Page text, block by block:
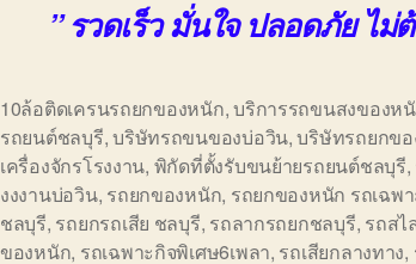
” รวดเร็ว มั่นใจ ปลอดภัย ไ
10ล้อติดเครนรถยกของหนัก,บริการรถขนสงของห
รถยนต์ชลบุรี,บริษัทรถขนของบ่อวิน,บริษัทรถยกข
เครื่องจักรโรงงาน, พิกัดที่ตั้งรับขนย้ายรถยนต์ชลบุรี,
งงงานบ่อวิน, รถยกของหนัก, รถยกของหนัก รถเฉพ
ชลบุรี, รถยกรถเสีย ชลบุรี, รถลากรถยกชลบุรี, รถสไ
ของหนัก, รถเฉพาะกิจพิเศษ6เพลา, รถเสียกลางทาง,